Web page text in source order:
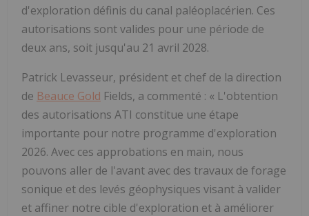
d'exploration définis du canal paléoplacérien. Ces
autorisations sont valides pour une période de
deux ans, soit jusqu'au 21 avril 2028.
Patrick Levasseur, président et chef de la direction
de Beauce Gold Fields, a commenté : « L'obtention
des autorisations ATI constitue une étape
importante pour notre programme d'exploration
2026. Avec ces approbations en main, nous
pouvons aller de l'avant avec des travaux de forage
sonique et des levés géophysiques visant à valider
et affiner notre cible d'exploration et à améliorer